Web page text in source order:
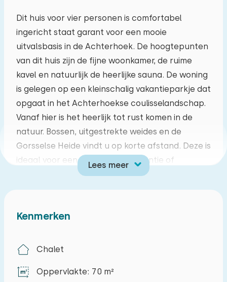
Dit huis voor vier personen is comfortabel
ingericht staat garant voor een mooie
uitvalsbasis in de Achterhoek. De hoogtepunten
van dit huis zijn de fijne woonkamer, de ruime
kavel en natuurlijk de heerlijke sauna. De woning
is gelegen op een kleinschalig vakantieparkje dat
opgaat in het Achterhoekse coulisselandschap.
Vanaf hier is het heerlijk tot rust komen in de
natuur. Bossen, uitgestrekte weides en de
Gorsselse Heide vindt u op korte afstand. Deze is
ideaal voor een ontspannen vakantie of
wanneer u eropuit wilt met de fiets.
comfortabele woonkamer met een houtkachel
om in te verblijven. Via de openslaande
tuindeuren bereikt u het terras buiten.
Lees meer
augustus 2026
ma di wo do vr za
27 28 29 30 31 01 02
03 04 05 06 07 08 09
10 11 12 13 14 15 16
17 18 19 20 21 22 23
Kenmerken
Chalet
Oppervlakte: 70 m²